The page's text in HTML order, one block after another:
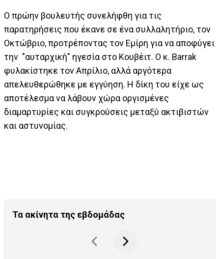
Ο πρώην βουλευτής συνελήφθη για τις
παρατηρήσεις που έκανε σε ένα συλλαλητήριο, τον
Οκτώβριο, προτρέποντας τον Εμίρη για να αποφύγει
την "αυταρχική" ηγεσία στο Κουβέιτ. Ο κ. Barrak
φυλακίστηκε τον Απρίλιο, αλλά αργότερα
απελευθερώθηκε με εγγύηση. Η δίκη του είχε ως
αποτέλεσμα να λάβουν χώρα οργισμένες
διαμαρτυρίες και συγκρούσεις μεταξύ ακτιβιστών
και αστυνομίας.
Τα ακίνητα της εβδομάδας